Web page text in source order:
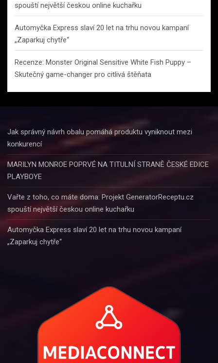
spouští největší českou online kuchařku
Automyčka Express slaví 20 let na trhu novou kampaní
„Zaparkuj chytře“
Recenze: Monster Original Sensitive White Fish Puppy –
Skutečný game-changer pro citlivá štěňata
Jak správný návrh obalu pomáhá produktu vyniknout mezi
konkurencí
MARILYN MONROE POPRVÉ NA TITULNÍ STRANĚ ČESKÉ EDICE
PLAYBOYE
Vařte z toho, co máte doma: Projekt GeneratorReceptu.cz
spouští největší českou online kuchařku
Automyčka Express slaví 20 let na trhu novou kampaní
„Zaparkuj chytře“